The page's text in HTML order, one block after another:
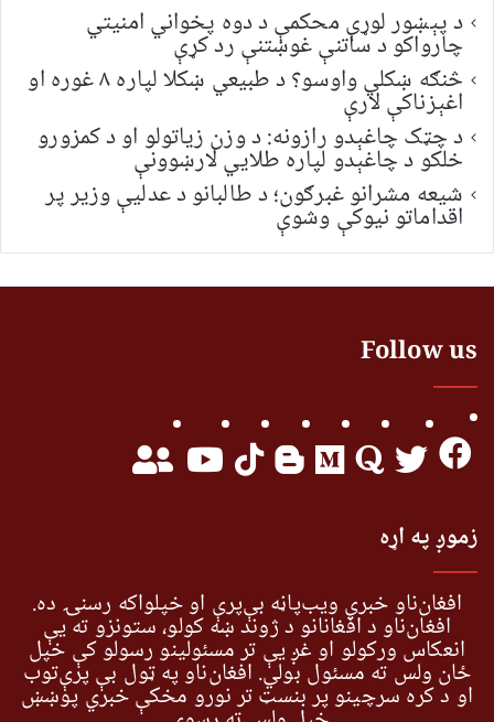
د پېښور لوړې محکمې د دوه پخواني امنیتي
چارواکو د ساتنې غوښتنې رد کړې
څنګه ښکلي واوسو؟ د طبیعي ښکلا لپاره ۸ غوره او
اغېزناکې لارې
د چټک چاغېدو رازونه: د وزن زیاتولو او د کمزورو
خلکو د چاغېدو لپاره طلایي لارښوونې
شیعه مشرانو غبرګون؛ د طالبانو د عدلیې وزیر پر
اقداماتو نیوکې وشوې
Follow us
زموږ په اړه
افغان‌ناو خبري ویب‌پاڼه بې‌پرې او خپلواکه رسنۍ ده.
افغان‌ناو د افغانانو د ژوند ښه کولو، ستونزو ته یې
انعکاس ورکولو او غږ یې تر مسئولینو رسولو کې خپل
ځان ولس ته مسئول بولي. افغان‌ناو په ټول بې پرې‌توب
او د کره سرچینو پر بنسټ تر نورو مخکې خبري پوښښ